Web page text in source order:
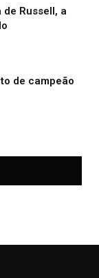
Russell, a
de campeão